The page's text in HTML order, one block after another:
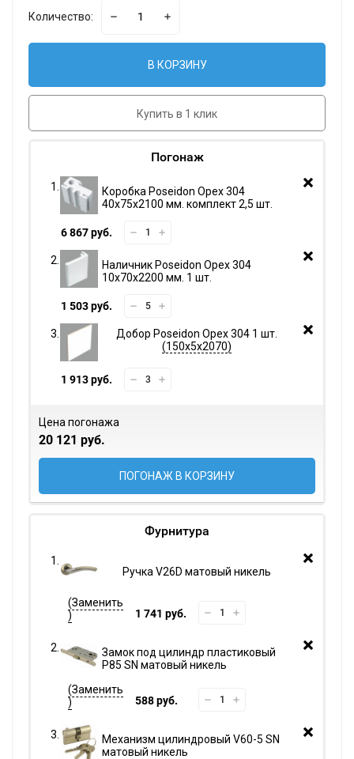
Количество:
В КОРЗИНУ
Купить в 1 клик
Погонаж
Коробка Poseidon Орех 304
40х75х2100 мм. комплект 2,5 шт.
6 867 руб.
Наличник Poseidon Орех 304
10х70х2200 мм. 1 шт.
1 503 руб.
Добор Poseidon Орех 304 1 шт.
150х5х2070
1 913 руб.
Цена погонажа
20 121 руб.
ПОГОНАЖ В КОРЗИНУ
Фурнитура
Ручка V26D матовый никель
1 741 руб.
Замок под цилиндр пластиковый
P85 SN матовый никель
588 руб.
Механизм цилиндровый V60-5 SN
матовый никель